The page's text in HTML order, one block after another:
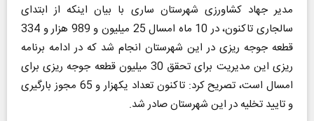
مدیر جهاد کشاورزی شهرستان ساری با بیان اینکه از ابتدای
سالجاری تاکنون، در 10 ماه امسال 25 میلیون و 989 هزار و 334
قطعه جوجه ریزی در این شهرستان انجام شد که در ادامه برنامه
ریزی این مدیریت برای تحقق 30 میلیون قطعه جوجه ریزی برای
امسال است، تصریح کرد: تاکنون تعداد یکهزار و 65 مجوز بارگیری
و تایید تخلیه در این شهرستان صادر شد.